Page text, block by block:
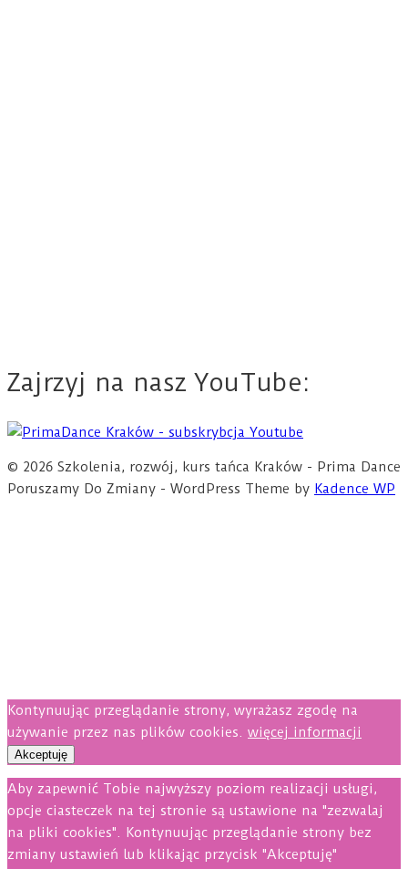
Zajrzyj na nasz YouTube:
© 2026 Szkolenia, rozwój, kurs tańca Kraków - Prima Dance
Poruszamy Do Zmiany - WordPress Theme by Kadence WP
Kontynuując przeglądanie strony, wyrażasz zgodę na
używanie przez nas plików cookies. więcej informacji
Akceptuję
Aby zapewnić Tobie najwyższy poziom realizacji usługi,
opcje ciasteczek na tej stronie są ustawione na "zezwalaj
na pliki cookies". Kontynuując przeglądanie strony bez
zmiany ustawień lub klikając przycisk "Akceptuję"